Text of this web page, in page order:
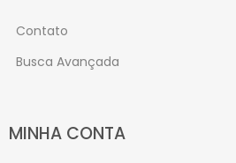
Contato
Busca Avançada
MINHA CONTA